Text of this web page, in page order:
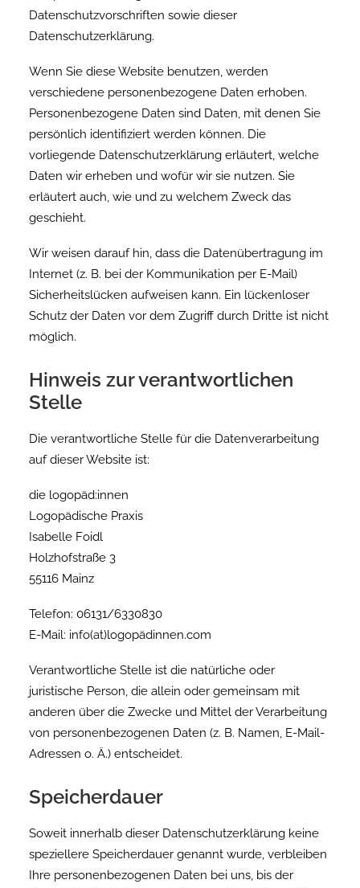
Datenschutzvorschriften sowie dieser
Datenschutzerklärung.
Wenn Sie diese Website benutzen, werden
verschiedene personenbezogene Daten erhoben.
Personenbezogene Daten sind Daten, mit denen Sie
persönlich identifiziert werden können. Die
vorliegende Datenschutzerklärung erläutert, welche
Daten wir erheben und wofür wir sie nutzen. Sie
erläutert auch, wie und zu welchem Zweck das
geschieht.
Wir weisen darauf hin, dass die Datenübertragung im
Internet (z. B. bei der Kommunikation per E-Mail)
Sicherheitslücken aufweisen kann. Ein lückenloser
Schutz der Daten vor dem Zugriff durch Dritte ist nicht
möglich.
Hinweis zur verantwortlichen
Stelle
Die verantwortliche Stelle für die Datenverarbeitung
auf dieser Website ist:
die logopäd:innen
Logopädische Praxis
Isabelle Foidl
Holzhofstraße 3
55116 Mainz
Telefon: 06131/6330830
E-Mail: info(at)logopädinnen.com
Verantwortliche Stelle ist die natürliche oder
juristische Person, die allein oder gemeinsam mit
anderen über die Zwecke und Mittel der Verarbeitung
von personenbezogenen Daten (z. B. Namen, E-Mail-
Adressen o. Ä.) entscheidet.
Speicherdauer
Soweit innerhalb dieser Datenschutzerklärung keine
speziellere Speicherdauer genannt wurde, verbleiben
Ihre personenbezogenen Daten bei uns, bis der